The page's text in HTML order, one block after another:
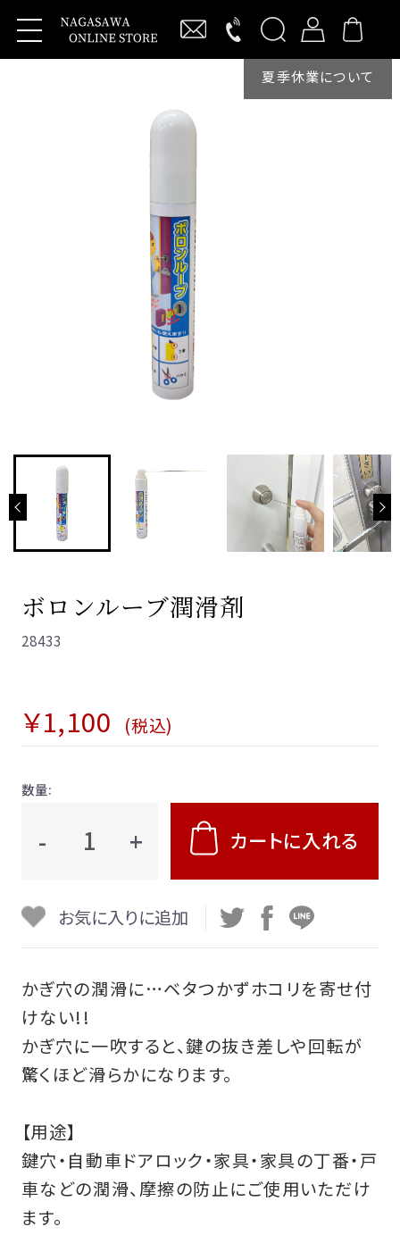
ボロンルーブ潤滑剤
28433
￥1,100 (税込)
数量:
- + カートに入れる
お気に入りに追加
かぎ穴の潤滑に…ベタつかずホコリを寄せ付
けない!!
かぎ穴に一吹すると、鍵の抜き差しや回転が
驚くほど滑らかになります。
【用途】
鍵穴・自動車ドアロック・家具・家具の丁番・戸
車などの潤滑、摩擦の防止にご使用いただけ
ます。
夏季休業について
抗ウイルス商品
Vi-Clearレバーハンドル
わんにゃんVi-Clear
ワンタッチバーハンドル
キーレックス
【MIWA】RA交換商品
KEYLEXアプリ用サービスシート
わんにゃんフック
とりかえレバ
お取り替えシミュレーション
他社とりかえレバ
お問い合わせ
ご購入までの流れ
お支払い等について
特定商取引法に基づく表記
プライバシーポリシー
利用規約